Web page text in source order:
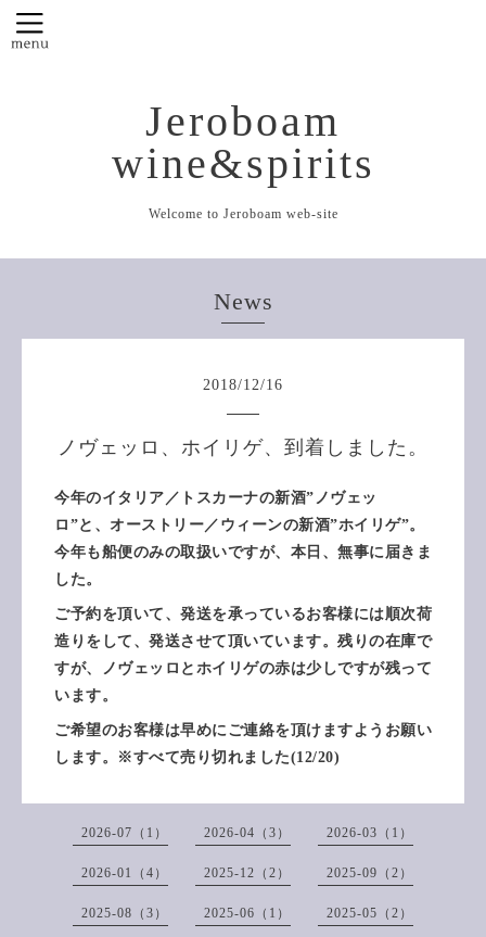
Jeroboam
wine&spirits
Welcome to Jeroboam web-site
News
2018/12/16
ノヴェッロ、ホイリゲ、到着しました。
今年のイタリア／トスカーナの新酒”ノヴェッ
ロ”と、オーストリー／ウィーンの新酒”ホイリゲ”。
今年も船便のみの取扱いですが、本日、無事に届きま
した。
ご予約を頂いて、発送を承っているお客様には順次荷
造りをして、発送させて頂いています。残りの在庫で
すが、ノヴェッロとホイリゲの赤は少しですが残って
います。
ご希望のお客様は早めにご連絡を頂けますようお願い
します。※すべて売り切れました(12/20)
2026-07（1） 2026-04（3） 2026-03（1）
2026-01（4） 2025-12（2） 2025-09（2）
2025-08（3） 2025-06（1） 2025-05（2）